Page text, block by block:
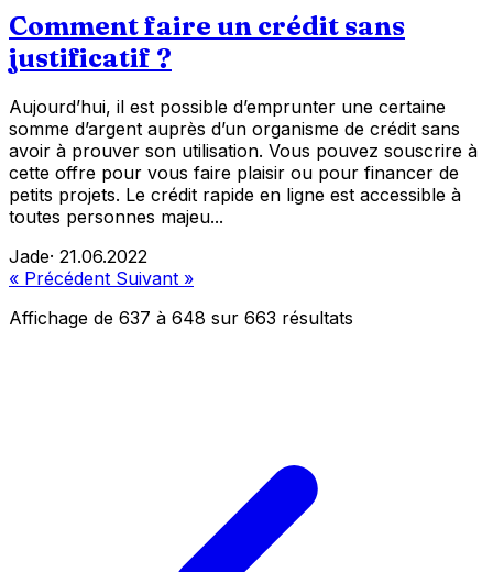
Comment faire un crédit sans
justificatif ?
Aujourd’hui, il est possible d’emprunter une certaine
somme d’argent auprès d’un organisme de crédit sans
avoir à prouver son utilisation. Vous pouvez souscrire à
cette offre pour vous faire plaisir ou pour financer de
petits projets. Le crédit rapide en ligne est accessible à
toutes personnes majeu...
Jade· 21.06.2022
« Précédent Suivant »
Affichage de 637 à 648 sur 663 résultats